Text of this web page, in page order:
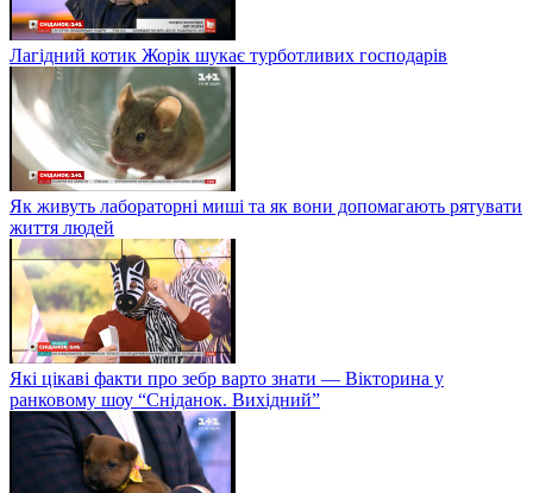
Лагідний котик Жорік шукає турботливих господарів
Як живуть лабораторні миші та як вони допомагають рятувати
життя людей
Які цікаві факти про зебр варто знати — Вікторина у
ранковому шоу “Сніданок. Вихідний”